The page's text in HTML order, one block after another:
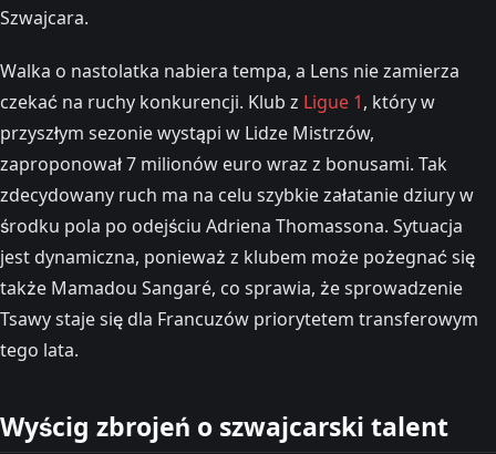
Szwajcara.
Walka o nastolatka nabiera tempa, a Lens nie zamierza
czekać na ruchy konkurencji. Klub z Ligue 1, który w
przyszłym sezonie wystąpi w Lidze Mistrzów,
zaproponował 7 milionów euro wraz z bonusami. Tak
zdecydowany ruch ma na celu szybkie załatanie dziury w
środku pola po odejściu Adriena Thomassona. Sytuacja
jest dynamiczna, ponieważ z klubem może pożegnać się
także Mamadou Sangaré, co sprawia, że sprowadzenie
Tsawy staje się dla Francuzów priorytetem transferowym
tego lata.
Wyścig zbrojeń o szwajcarski talent